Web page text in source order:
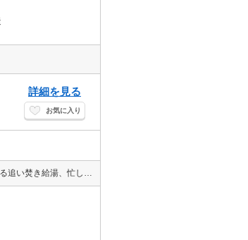
詳細を見る
お気に入り
1年中快適に過ごせるエアコン、お洗濯の強い味方の室内物干し、暖かいお風呂が楽しめる追い焚き給湯、忙しい朝に嬉しい洗髪洗面化粧台、TVモニターホン、温水洗浄便座と嬉しい設備満載ですよ☆★☆